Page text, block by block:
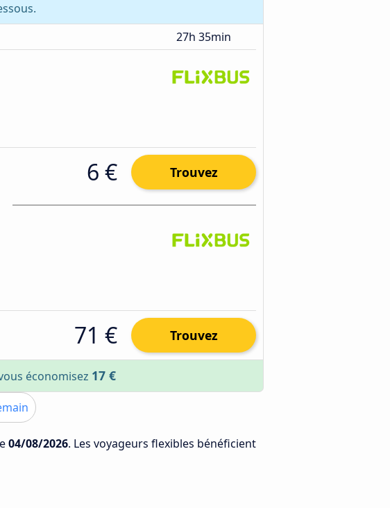
27h 35min
6 € Trouvez
71 € Trouvez
économisez 17 €
04/08/2026. Les voyageurs flexibles bénéficient